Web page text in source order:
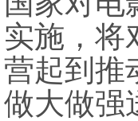
实施，将
营起到推
做大做强